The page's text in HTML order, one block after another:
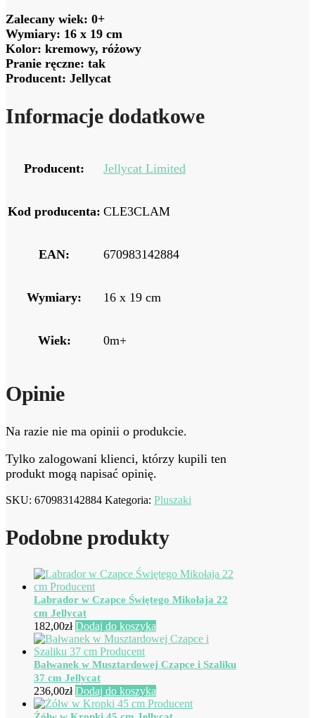
Zalecany wiek: 0+
Wymiary: 16 x 19 cm
Kolor: kremowy, różowy
Pranie ręczne: tak
Producent: Jellycat
Informacje dodatkowe
Producent: Jellycat Limited
Kod producenta: CLE3CLAM
EAN: 670983142884
Wymiary: 16 x 19 cm
Wiek: 0m+
Opinie
Na razie nie ma opinii o produkcie.
Tylko zalogowani klienci, którzy kupili ten
produkt mogą napisać opinię.
SKU: 670983142884 Kategoria: Pluszaki
Podobne produkty
Labrador w Czapce Świętego Mikołaja 22
cm Jellycat
182,00zł Dodaj do koszyka
Bałwanek w Musztardowej Czapce i Szaliku
37 cm Jellycat
236,00zł Dodaj do koszyka